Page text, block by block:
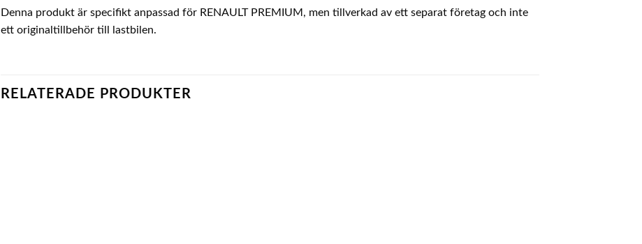
Denna produkt är specifikt anpassad för RENAULT PREMIUM, men tillverkad av ett separat företag och inte
ett originaltillbehör till lastbilen.
RELATERADE PRODUKTER